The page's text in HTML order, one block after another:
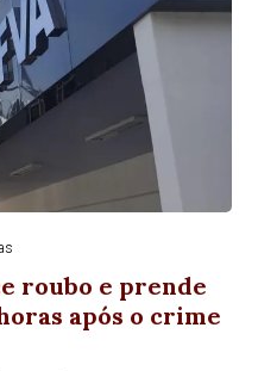
roubo e prende
após o crime